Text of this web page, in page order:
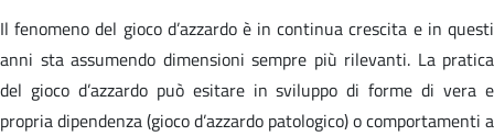
Il fenomeno del gioco d’azzardo è in continua crescita e in questi
anni sta assumendo dimensioni sempre più rilevanti. La pratica
del gioco d’azzardo può esitare in sviluppo di forme di vera e
propria dipendenza (gioco d’azzardo patologico) o comportamenti a